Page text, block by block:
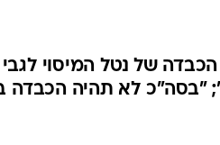
של נטל המיסוי
"בסה"כ לא תהיה הכבדה